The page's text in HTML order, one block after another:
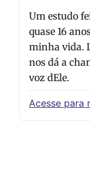
Um estudo
quase 16
minha vida.
nos dá a
voz dEle.
Acesse para